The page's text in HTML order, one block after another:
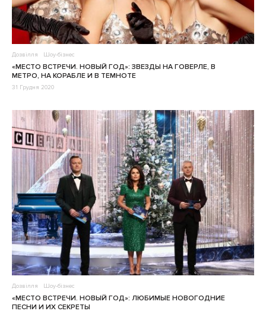
Дозвілля Шоу-бізнес
«МЕСТО ВСТРЕЧИ. НОВЫЙ ГОД»: ЗВЕЗДЫ НА ГОВЕРЛЕ, В
МЕТРО, НА КОРАБЛЕ И В ТЕМНОТЕ
31 Грудня 2020
Дозвілля Шоу-бізнес
«МЕСТО ВСТРЕЧИ. НОВЫЙ ГОД»: ЛЮБИМЫЕ НОВОГОДНИЕ
ПЕСНИ И ИХ СЕКРЕТЫ